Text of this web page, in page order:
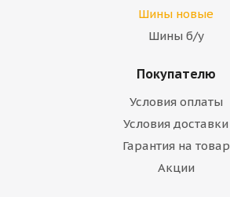
Шины новые
Шины б/у
Покупателю
Условия оплаты
Условия доставки
Гарантия на товар
Акции